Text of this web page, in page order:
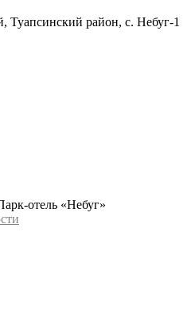
Туапсинский район, с. Небуг-1
отель «Небуг»